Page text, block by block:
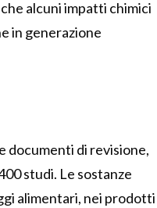
alcuni impatti chimici
in generazione
documenti di revisione,
studi. Le sostanze
alimentari, nei prodotti